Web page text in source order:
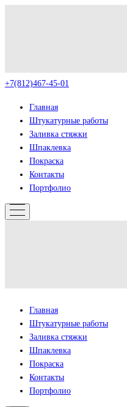
+7(812)467-45-01
Главная
Штукатурные работы
Заливка стяжки
Шпаклевка
Покраска
Контакты
Портфолио
Главная
Штукатурные работы
Заливка стяжки
Шпаклевка
Покраска
Контакты
Портфолио